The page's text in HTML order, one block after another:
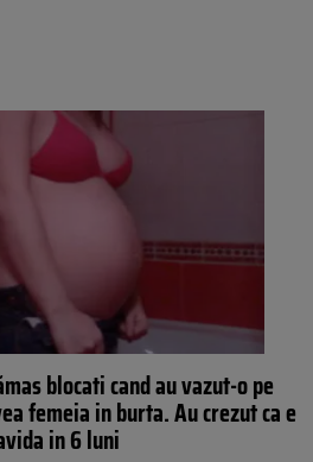
blocati cand au vazut-o pe
femeia in burta. Au crezut ca e
in 6 luni